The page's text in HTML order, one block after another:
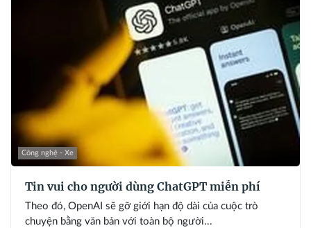
Công nghệ - Xe
Tin vui cho người dùng ChatGPT miễn phí
Theo đó, OpenAI sẽ gỡ giới hạn độ dài của cuộc trò
chuyện bằng văn bản với toàn bộ người...